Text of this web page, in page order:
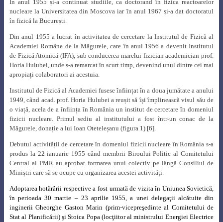
În anul 1955 și-a continuat studiile, ca doctorand în fizica reactoarelor
nucleare la Universitatea din Moscova iar în anul 1967 și-a dat doctoratul
în fizică la București.
Din anul 1955 a lucrat în activitatea de cercetare la Institutul de Fizică al
Academiei Române de la Măgurele, care în anul 1956 a devenit Institutul
de Fizică Atomică (IFA), sub conducerea marelui fizician academician prof.
Horia Hulubei, unde s-a remarcat în scurt timp, devenind unul dintre cei mai
apropiați colaboratori ai acestuia.
Institutul de Fizică al Academiei fusese înființat în a doua jumătate a anului
1949, când acad. prof. Horia Hulubei a reușit să își împlinească visul său de
o viață, acela de a înființa în România un institut de cercetare în domeniul
fizicii nucleare. Primul sediu al institutului a fost într-un conac de la
Măgurele, donație a lui Ioan Oteteleșanu (figura 1) [6].
Debutul activității de cercetare în domeniul fizicii nucleare în România s-a
produs la 22 ianuarie 1955 când membrii Biroului Politic al Comitetului
Central al PMR au aprobat formarea unui colectiv pe lângă Consiliul de
Miniștri care să se ocupe cu organizarea acestei activități.
Adoptarea hotărârii respective a fost urmată de vizita în Uniunea Sovietică,
în perioada 30 martie – 23 aprilie 1955, a unei delegaţii alcătuite din
inginerii Gheorghe Gaston Marin (prim-vicepreşedinte al Comitetului de
Stat al Planificării) şi Stoica Popa (locţiitor al ministrului Energiei Electrice